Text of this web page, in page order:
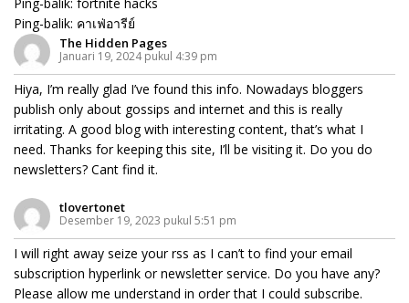
Ping-balik: คาเฟ่อารีย์
The Hidden Pages
Januari 19, 2024 pukul 4:39 pm
Hiya, I’m really glad I’ve found this info. Nowadays bloggers
publish only about gossips and internet and this is really
irritating. A good blog with interesting content, that’s what I
need. Thanks for keeping this site, I’ll be visiting it. Do you do
newsletters? Cant find it.
tlovertonet
Desember 19, 2023 pukul 5:51 pm
I will right away seize your rss as I can’t to find your email
subscription hyperlink or newsletter service. Do you have any?
Please allow me understand in order that I could subscribe.